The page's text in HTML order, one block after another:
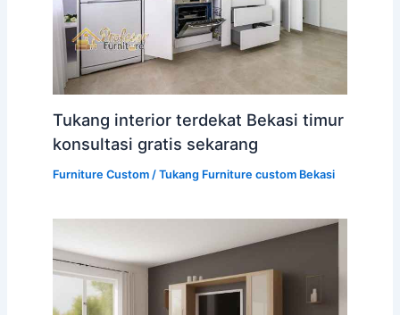
Tukang interior terdekat Bekasi timur
konsultasi gratis sekarang
Furniture Custom/ Tukang Furniture custom Bekasi